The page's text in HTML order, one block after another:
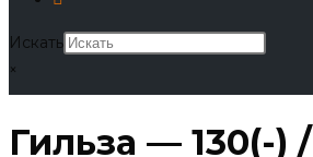
Искать
×
Гильза — 130(-)